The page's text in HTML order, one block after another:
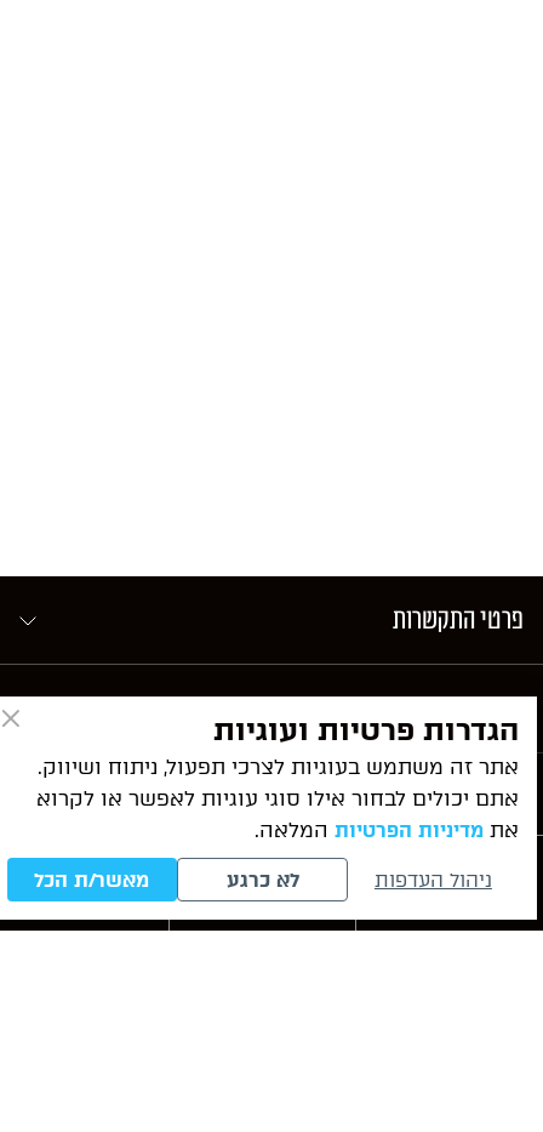
פרטי התקשרות
ניווט מהיר
שירותי המשרד
מאמרים אחרונים לייעוץ ראשוני WhatsApp
הגדרות פרטיות ועוגיות
אתר זה משתמש בעוגיות לצרכי תפעול, ניתוח ושיווק.
אתם יכולים לבחור אילו סוגי עוגיות לאפשר או לקרוא
אתמדיניות הפרטיותהמלאה.
ניהול העדפות לא כרגע מאשר/ת הכל